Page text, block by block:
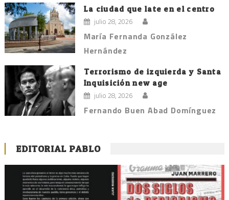
La ciudad que late en el centro
julio 28, 2026
María Fernanda González
Hernández
Terrorismo de izquierda y Santa
Inquisición new age
julio 28, 2026
Fernando Buen Abad Domínguez
EDITORIAL PABLO